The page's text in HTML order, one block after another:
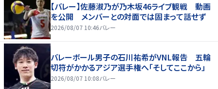
【バレー】佐藤淑乃が乃木坂46ライブ観戦 動画
を公開 メンバーとの対面では固まって話せず
2026/08/07 10:46バレー
バレーボール男子の石川祐希がVNL報告 五輪
切符がかかるアジア選手権へ「そしてここから」
2026/08/07 10:08バレー